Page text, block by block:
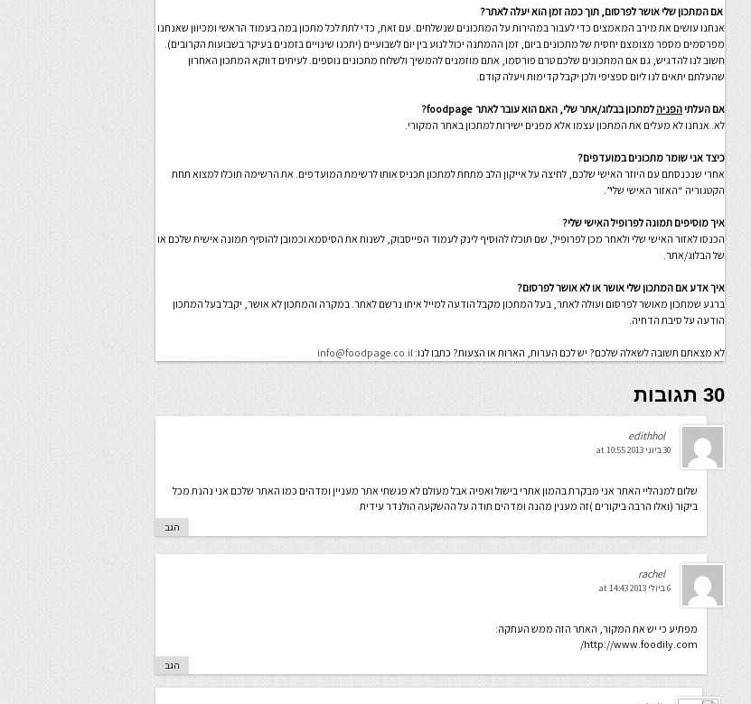
אם המתכון שלי אושר לפרסום, תוך כמה זמן הוא יעלה לאתר?
אנחנו עושים את מירב המאמצים כדי לעבור במהירות על המתכונים שנשלחים. עם זאת, כדי לתת לכל מתכון במה בעמוד הראשי ומכיוון שאנחנו
מפרסמים מספר מצומצם יחסית של מתכונים ביום, זמן ההמתנה יכול לנוע בין יום לשבועיים (יתכנו שינויים בזמנים בעיקר בשבועות הקרובים).
חשוב לנו להדגיש, גם אם המתכונים שלכם טרם פורסמו, אתם מוזמנים להמשיך ולשלוח מתכונים נוספים. לעיתים דווקא המתכון האחרון
שהעלתם יתאים לנו ליום ספציפי ולכן יקבל קדימות ויעלה קודם.
אם העלתי הפניה למתכון בבלוג/אתר שלי, האם הוא עובר לאתר foodpage?
לא. אנחנו לא מעלים את המתכון עצמו אלא מפנים ישירות למתכון באתר המקורי.
כיצד אני שומר מתכונים במועדפים?
אחרי שנכנסתם עם היוזר האישי שלכם, לחיצה על אייקון הלב מתחת למתכון תכניס אותו לרשימת המועדפים. את הרשימה תוכלו למצוא תחת
הקטגוריה “האזור האישי שלי”.
איך מוסיפים תמונה לפרופיל האישי שלי?
הכנסו לאזור האישי שלי ולאחר מכן לפרופיל, שם תוכלו להוסיף לינק לעמוד הפייסבוק, לשנות את הסיסמא וכמובן להוסיף תמונה אישית שלכם או
של הבלוג/אתר.
איך אדע אם המתכון שלי אושר או לא אושר לפרסום?
ברגע שמתכון מאושר לפרסום ועולה לאתר, בעל המתכון מקבל הודעה למייל איתו נרשם לאתר. במקרה והמתכון לא אושר, יקבל בעל המתכון
הודעה על סיבת הדחיה.
לא מצאתם תשובה לשאלה שלכם? יש לכם הערות, הארות או הצעות? כתבו לנו: info@foodpage.co.il
30 תגובות
edithhol
30 ביוני 2013 at 10:55
שלום למנהליי האתר אני מבקרת בהמון אתרי בישול ואפיה אבל מעולם לא פגשתי אתר מעניין ומדהים כמו האתר שלכם אני נהנת מכל
ביקור (ואלו הרבה ביקורים )זה מענין מהנה ומדהים תודה על ההשקעה הולנדר עידית
הגב
rachel
6 ביולי 2013 at 14:43
מפתיע כי יש את המקור, האתר הזה ממש העתקה:
http://www.foodily.com/
הגב